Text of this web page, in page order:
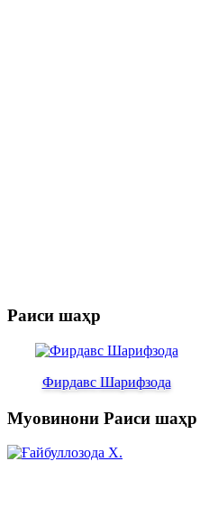
Раиси шаҳр
Фирдавс Шарифзода
Муовинони Раиси шаҳр